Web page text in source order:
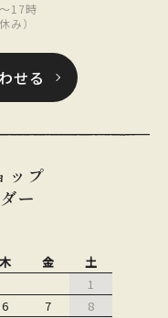
17時
み）
せる
ップ
ー
木 金
土
1
6 7
8